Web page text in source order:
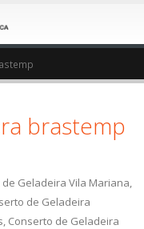
brastemp
Geladeira Vila Mariana,
de Geladeira
Conserto de Geladeira